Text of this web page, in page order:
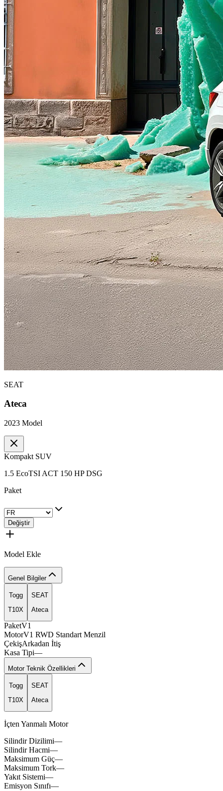
SEAT
Ateca
2023 Model
Kompakt SUV
1.5 EcoTSI ACT 150 HP DSG
Paket
Değiştir
Model Ekle
Genel Bilgiler
Togg
T10X
SEAT
Ateca
PaketV1
MotorV1 limitx
RWD Standartfuelcx
Menzil
ÇekişArkadan İtişicevox
Kasa Tipi—
Motor Teknik Özellikleri
Togg
T10X
SEAT
Ateca
İçten Yanmalı Motor
Silindir Dizilimi—
Silindir Hacmi—
Maksimum Güç—
Maksimum Tork—
Yakıt Sistemi—
Emisyon Sınıfı—